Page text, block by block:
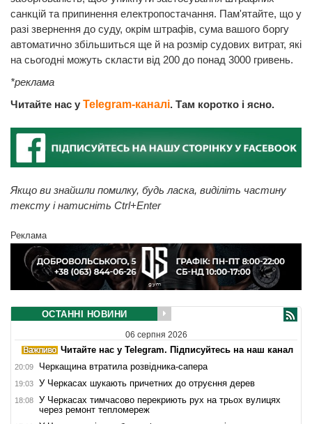
санкцій та припинення електропостачання. Пам'ятайте, що у
разі звернення до суду, окрім штрафів, сума вашого боргу
автоматично збільшиться ще й на розмір судових витрат, які
на сьогодні можуть скласти від 200 до понад 3000 гривень.
*реклама
Читайте нас у Telegram-каналі. Там коротко і ясно.
Якщо ви знайшли помилку, будь ласка, виділіть частину
тексту і натисніть Ctrl+Enter
Реклама
ОСТАННІ НОВИНИ
06 серпня 2026
Читайте нас у Telegram. Підписуйтесь на наш канал
20:09 Черкащина втратила розвідника-сапера
19:03 У Черкасах шукають причетних до отруєння дерев
18:08
У Черкасах тимчасово перекриють рух на трьох вулицях
через ремонт тепломереж